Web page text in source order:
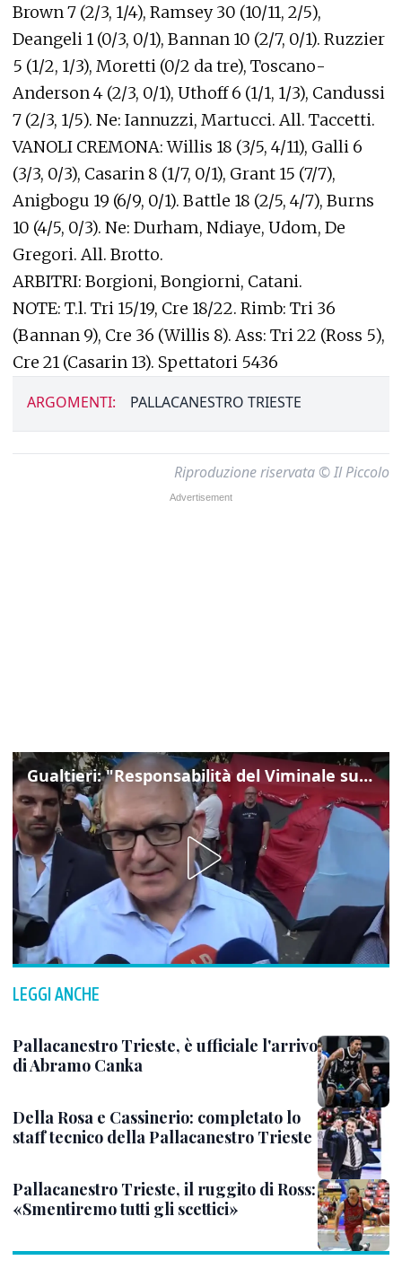
Brown 7 (2/3, 1/4), Ramsey 30 (10/11, 2/5),
Deangeli 1 (0/3, 0/1), Bannan 10 (2/7, 0/1). Ruzzier
5 (1/2, 1/3), Moretti (0/2 da tre), Toscano-
Anderson 4 (2/3, 0/1), Uthoff 6 (1/1, 1/3), Candussi
7 (2/3, 1/5). Ne: Iannuzzi, Martucci. All. Taccetti.
VANOLI CREMONA: Willis 18 (3/5, 4/11), Galli 6
(3/3, 0/3), Casarin 8 (1/7, 0/1), Grant 15 (7/7),
Anigbogu 19 (6/9, 0/1). Battle 18 (2/5, 4/7), Burns
10 (4/5, 0/3). Ne: Durham, Ndiaye, Udom, De
Gregori. All. Brotto.
ARBITRI: Borgioni, Bongiorni, Catani.
NOTE: T.l. Tri 15/19, Cre 18/22. Rimb: Tri 36
(Bannan 9), Cre 36 (Willis 8). Ass: Tri 22 (Ross 5),
Cre 21 (Casarin 13). Spettatori 5436
ARGOMENTI: PALLACANESTRO TRIESTE
Riproduzione riservata © Il Piccolo
Gualtieri: "Responsabilità del Viminale su Spin Time? La posizione dei partiti è nota"
LEGGI ANCHE
Pallacanestro Trieste, è ufficiale l'arrivo
di Abramo Canka
Della Rosa e Cassinerio: completato lo
staff tecnico della Pallacanestro Trieste
Pallacanestro Trieste, il ruggito di Ross:
«Smentiremo tutti gli scettici»